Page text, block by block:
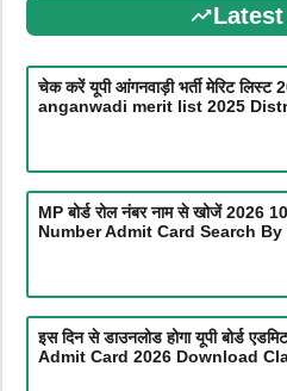
चेक करें यूपी आंगनवाड़ी भर्ती मेरिट
anganwadi merit list 2025
MP बोर्ड रोल नंबर नाम से खोजें
Number Admit Card Search By
इस दिन से डाउनलोड होगा यूपी बोर्ड
Admit Card 2026 Download